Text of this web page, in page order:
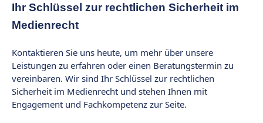
Ihr Schlüssel zur rechtlichen Sicherheit im
Medienrecht
Kontaktieren Sie uns heute, um mehr über unsere
Leistungen zu erfahren oder einen Beratungstermin zu
vereinbaren. Wir sind Ihr Schlüssel zur rechtlichen
Sicherheit im Medienrecht und stehen Ihnen mit
Engagement und Fachkompetenz zur Seite.